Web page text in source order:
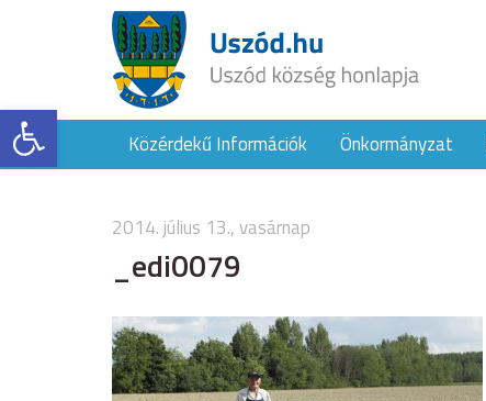
Eszköztár megnyitásaKözérdekű Információk Önkormányzat
2014. július 13., vasárnap
_edi0079